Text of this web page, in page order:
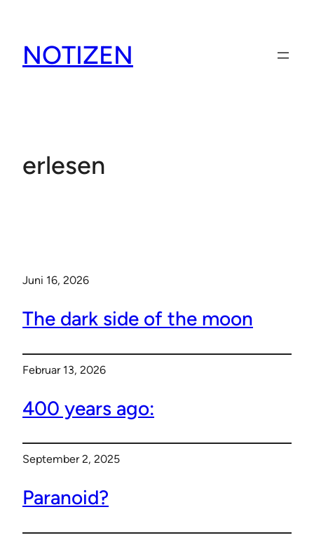
springen
NOTIZEN
erlesen
Juni 16, 2026
The dark side of the moon
Februar 13, 2026
400 years ago:
September 2, 2025
Paranoid?